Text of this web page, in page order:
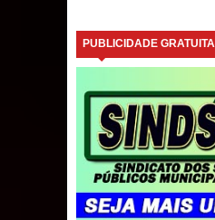
PUBLICIDADE GRATUITA